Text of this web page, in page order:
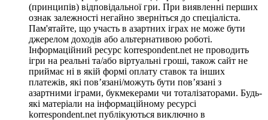
(принципів) відповідальної гри. При виявленні перших
ознак залежності негайно зверніться до спеціаліста.
Пам'ятайте, що участь в азартних іграх не може бути
джерелом доходів або альтернативою роботі.
Інформаційний ресурс korrespondent.net не проводить
ігри на реальні та/або віртуальні гроші, також сайт не
приймає ні в якій формі оплату ставок та інших
платежів, які пов’язані/можуть бути пов’язані з
азартними іграми, букмекерами чи тоталізаторами. Будь-
які матеріали на інформаційному ресурсі
korrespondent.net публікуються виключно в